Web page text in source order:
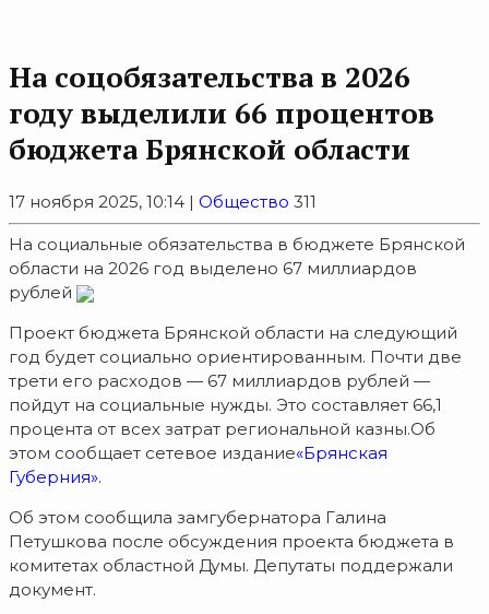
На соцобязательства в 2026
году выделили 66 процентов
бюджета Брянской области
17 ноября 2025, 10:14 | Общество 311
На социальные обязательства в бюджете Брянской
области на 2026 год выделено 67 миллиардов
рублей
Проект бюджета Брянской области на следующий
год будет социально ориентированным. Почти две
трети его расходов — 67 миллиардов рублей —
пойдут на социальные нужды. Это составляет 66,1
процента от всех затрат региональной казны.Об
этом сообщает сетевое издание«Брянская
Губерния».
Об этом сообщила замгубернатора Галина
Петушкова после обсуждения проекта бюджета в
комитетах областной Думы. Депутаты поддержали
документ.